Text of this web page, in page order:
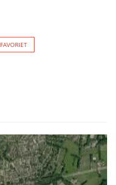
FAVORIET